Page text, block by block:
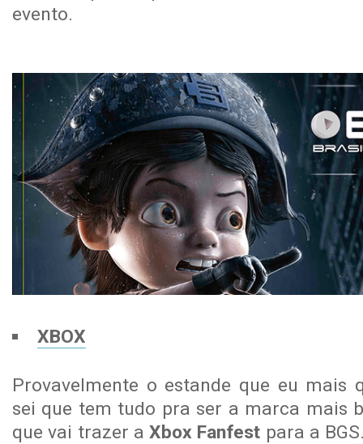
evento.
XBOX
Provavelmente o estande que eu mais
sei que tem tudo pra ser a marca mais
que vai trazer aXbox Fanfest para a